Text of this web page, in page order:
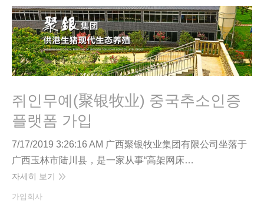
쥐인무예(聚银牧业) 중국추소인증
플랫폼 가입
7/17/2019 3:26:16 AM 广西聚银牧业集团有限公司坐落于
广西玉林市陆川县，是一家从事“高架网床…
자세히 보기
가입회사